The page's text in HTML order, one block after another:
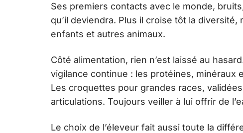
Ses premiers contacts avec le monde,
qu’il deviendra. Plus il croise tôt la
enfants et autres animaux.
Côté alimentation, rien n’est laissé au
vigilance continue : les protéines, minéraux
Les croquettes pour grandes races,
articulations. Toujours veiller à lui offrir de
Le choix de l’éleveur fait aussi toute la